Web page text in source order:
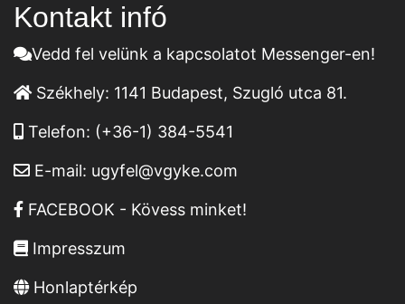
Kontakt infó
Vedd fel velünk a kapcsolatot Messenger-en!
Székhely: 1141 Budapest, Szugló utca 81.
Telefon: (+36-1) 384-5541
E-mail: ugyfel@vgyke.com
FACEBOOK - Kövess minket!
Impresszum
Honlaptérkép